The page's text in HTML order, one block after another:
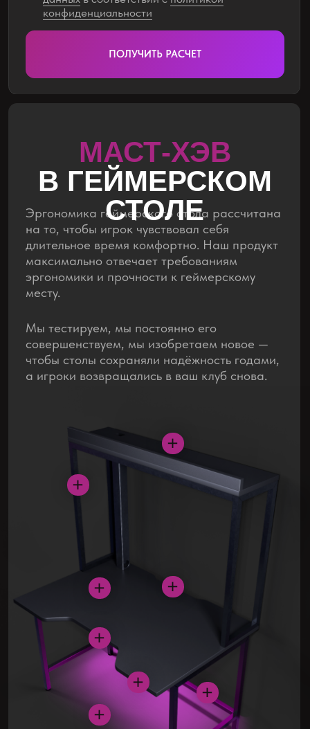
длительное время комфортно. Наш продукт
эргономики и прочности к геймерскому
Мы тестируем, мы постоянно его
чтобы столы сохраняли надёжность годами,
ГЕЙМЕРСКИЕ
СТОЛЫ
4 базовые конфигурации. Производим любые
размеры и цвета под ваш запрос.